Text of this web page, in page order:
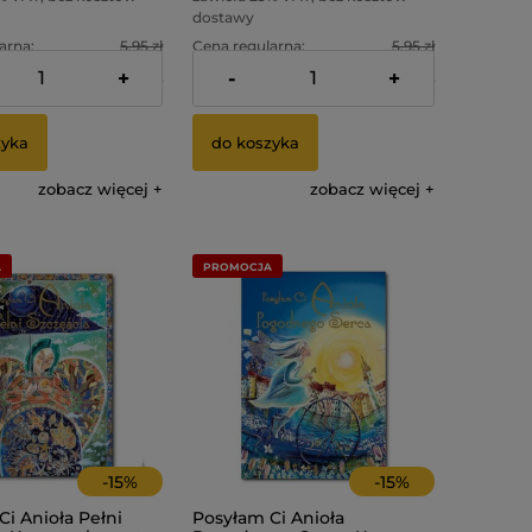
5,95 zł
4,05 zł
+
zobacz więcej
dostawy
Cena regularna:
5,95 zł
Najniższa cena: 4,05 zł
- +
do koszyka
zobacz więcej
-15%
Anioła Pełni
-15%
Posyłam Ci Anioła
PROMOCJA